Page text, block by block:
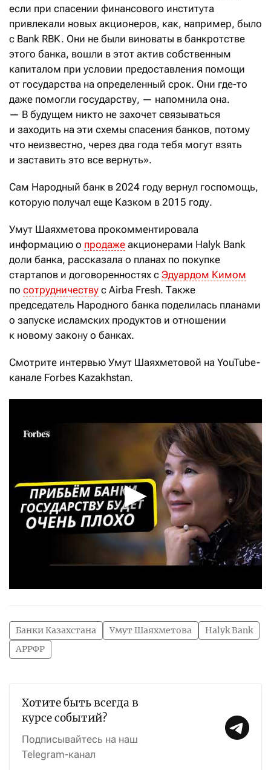
если при спасении финансового института
привлекали новых акционеров, как, например, было
с Bank RBK. Они не были виноваты в банкротстве
этого банка, вошли в этот актив собственным
капиталом при условии предоставления помощи
от государства на определенный срок. Они где-то
даже помогли государству, — напомнила она.
— В будущем никто не захочет связываться
и заходить на эти схемы спасения банков, потому
что неизвестно, через два года тебя могут взять
и заставить это все вернуть».
Сам Народный банк в 2024 году вернул госпомощь,
которую получал еще Казком в 2015 году.
Умут Шаяхметова прокомментировала
информацию о продаже акционерами Halyk Bank
доли банка, рассказала о планах по покупке
стартапов и договоренностях с Эдуардом Кимом
по сотрудничеству с Airba Fresh. Также
председатель Народного банка поделилась планами
о запуске исламских продуктов и отношении
к новому закону о банках.
Смотрите интервью Умут Шаяхметовой на YouTube-
канале Forbes Kazakhstan.
Банки Казахстана Умут Шаяхметова
Halyk Bank
АРРФР
Хотите быть всегда в
курсе событий?
Подписывайтесь на наш
Telegram-канал